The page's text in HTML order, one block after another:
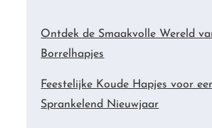
Ontdek de Smaakvolle Wereld
Borrelhapjes
Feestelijke Koude Hapjes voor
Sprankelend Nieuwjaar